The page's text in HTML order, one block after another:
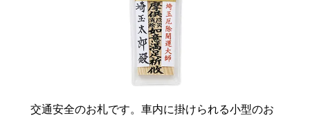
交通安全のお札です。車内に掛けられる小型のお